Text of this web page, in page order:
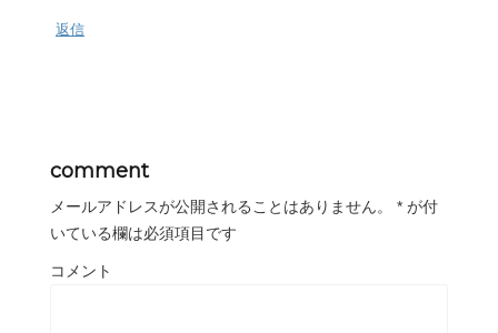
返信
comment
メールアドレスが公開されることはありません。 * が付
いている欄は必須項目です
コメント